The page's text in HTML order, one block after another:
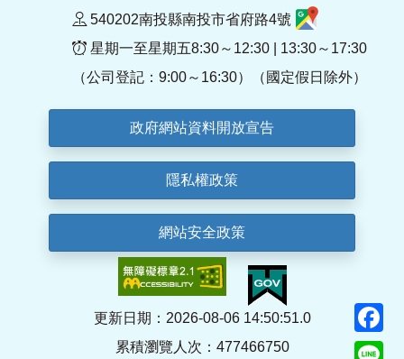
540202南投縣南投市省府路4號
星期一至星期五8:30～12:30 | 13:30～17:30
（公司登記：9:00～16:30）（國定假日除外）
政府網站資料開放宣告
隱私權政策
網站安全政策
更新日期：2026-08-06 14:50:51.0
累積瀏覽人次：477466750